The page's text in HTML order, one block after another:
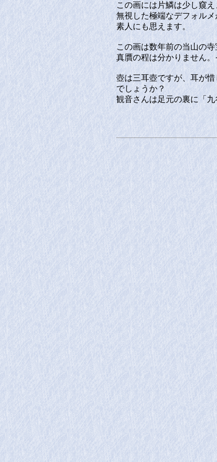
この画には片鱗は少し窺
無視した極端なデフォル
素人にも思えます。
この画は数年前の当山の
真贋の程は分かりません
壺は三耳壺ですが、耳が
でしょうか？
観音さんは足元の裏に「